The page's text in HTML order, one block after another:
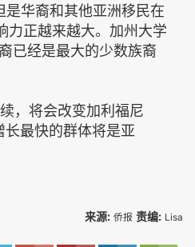
华裔和其他亚洲移民在
力正越来越大。加州大学
已经是最大的少数族裔
将会改变加利福尼
长最快的群体将是亚
来源: 侨报 责编: Lisa